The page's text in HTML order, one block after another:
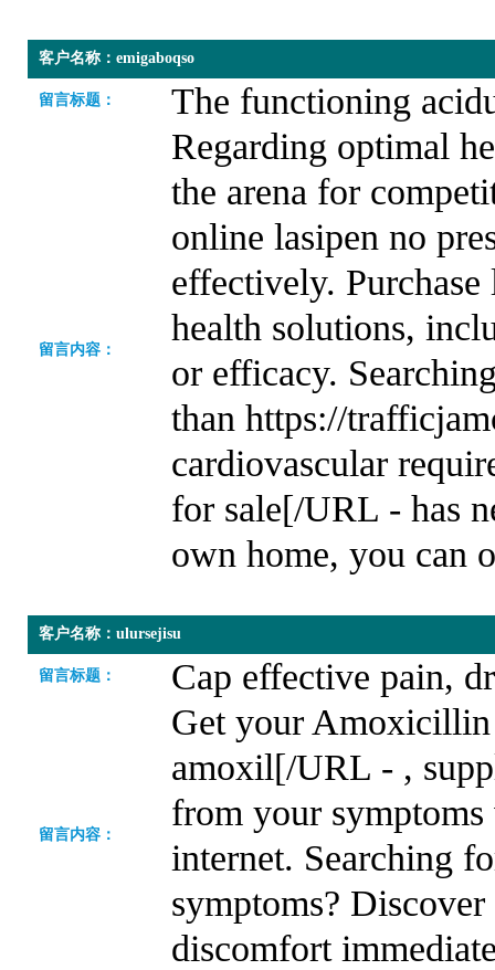
客户名称：emigaboqso
留言标题： The functioning
留言内容：
Regarding optimal
the arena for
online lasipen no
effectively.
health solutions,
or efficacy.
than https://
cardiovascular
for sale[/URL - has
own home, you can
客户名称：ulursejisu
留言标题： Cap effective pain,
留言内容：
Get your Amoxicillin
amoxil[/URL - ,
from your
internet. Searching
symptoms?
discomfort